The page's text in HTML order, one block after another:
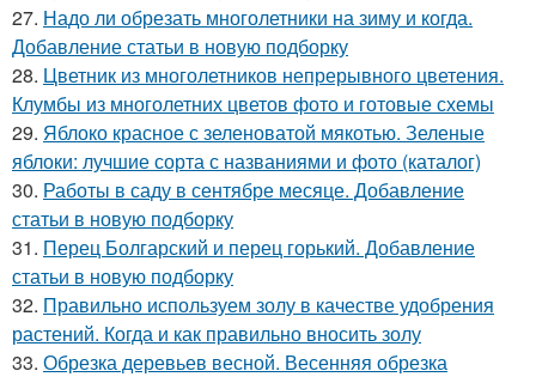
27. Надо ли обрезать многолетники на зиму и когда.
Добавление статьи в новую подборку
28. Цветник из многолетников непрерывного цветения.
Клумбы из многолетних цветов фото и готовые схемы
29. Яблоко красное с зеленоватой мякотью. Зеленые
яблоки: лучшие сорта с названиями и фото (каталог)
30. Работы в саду в сентябре месяце. Добавление
статьи в новую подборку
31. Перец Болгарский и перец горький. Добавление
статьи в новую подборку
32. Правильно используем золу в качестве удобрения
растений. Когда и как правильно вносить золу
33. Обрезка деревьев весной. Весенняя обрезка